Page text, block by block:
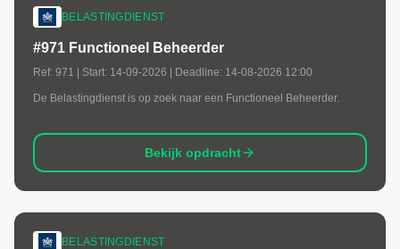
BELASTINGDIENST
#971 Functioneel Beheerder
Ref: 971 | Start: 14-09-2026 | Deadline: 14-08-2026 12:00
De Belastingdienst is op zoek naar een Functioneel Beheerder.
Bekijk opdracht
BELASTINGDIENST